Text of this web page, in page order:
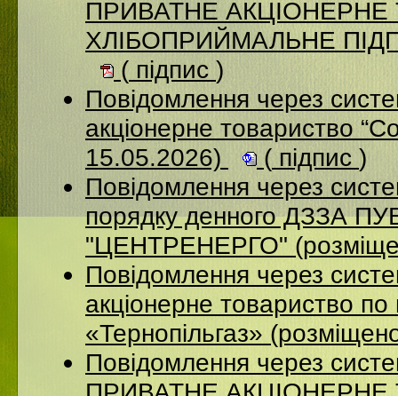
ПРИВАТНЕ
ХЛІБОПРИЙМАЛЬНЕ
( підпис )
Повідомлення через
акціонерне товариство
15.05.2026)
( підпис )
Повідомлення через
порядку денного ДЗЗА
"ЦЕНТРЕНЕРГО"
Повідомлення через
акціонерне товариство по
«Тернопільгаз»
Повідомлення через